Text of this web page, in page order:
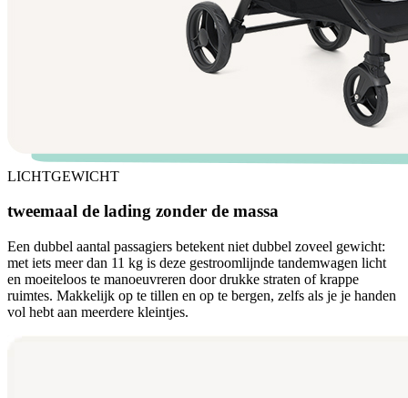
LICHTGEWICHT
tweemaal de lading zonder de massa
Een dubbel aantal passagiers betekent niet dubbel zoveel gewicht:
met iets meer dan 11 kg is deze gestroomlijnde tandemwagen licht
en moeiteloos te manoeuvreren door drukke straten of krappe
ruimtes. Makkelijk op te tillen en op te bergen, zelfs als je je handen
vol hebt aan meerdere kleintjes.